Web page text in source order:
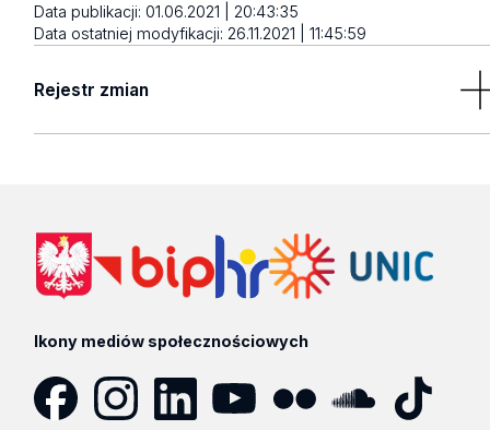
Data publikacji:01.06.2021 | 20:43:35
Data ostatniej modyfikacji: 26.11.2021 | 11:45:59
Rejestr zmian
Ikony mediów społecznościowych